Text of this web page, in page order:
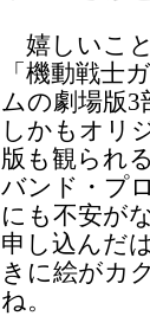
嬉しいこ
「機動戦士
ムの劇場版
しかもオリ
版も観られ
バンド・プ
にも不安が
申し込んだ
きに絵がカ
ね。